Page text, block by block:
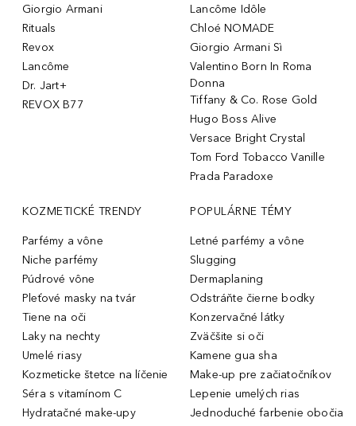
Giorgio Armani
Rituals
Revox
Lancôme
Dr. Jart+
REVOX B77
Lancôme Idôle
Chloé NOMADE
Giorgio Armani Sì
Valentino Born In Roma
Donna
Tiffany & Co. Rose Gold
Hugo Boss Alive
Versace Bright Crystal
Tom Ford Tobacco Vanille
Prada Paradoxe
KOZMETICKÉ TRENDY
Parfémy a vône
Niche parfémy
Púdrové vône
Pleťové masky na tvár
Tiene na oči
Laky na nechty
Umelé riasy
Kozmeticke štetce na líčenie
Séra s vitamínom C
Hydratačné make-upy
POPULÁRNE TÉMY
Letné parfémy a vône
Slugging
Dermaplaning
Odstráňte čierne bodky
Konzervačné látky
Zväčšite si oči
Kamene gua sha
Make-up pre začiatočníkov
Lepenie umelých rias
Jednoduché farbenie obočia